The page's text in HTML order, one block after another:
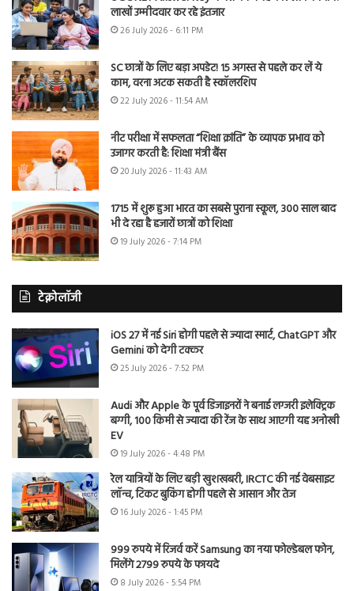
लाखों उम्मीदवार कर रहे इंतजार
26 July 2026 - 6:11 PM
SC छात्रों के लिए बड़ा अपडेट! 15 अगस्त से पहले कर लें ये
काम, वरना अटक सकती है स्कॉलरशिप
22 July 2026 - 11:54 AM
नीट परीक्षा में सफलता “शिक्षा क्रांति” के व्यापक प्रभाव को
उजागर करती है: शिक्षा मंत्री बैंस
20 July 2026 - 11:43 AM
1715 में शुरू हुआ भारत का सबसे पुराना स्कूल, 300 साल बाद
भी दे रहा है हजारों छात्रों को शिक्षा
19 July 2026 - 7:14 PM
टेक्नोलॉजी
iOS 27 में नई Siri होगी पहले से ज्यादा स्मार्ट, ChatGPT और
Gemini को देगी टक्कर
25 July 2026 - 7:52 PM
Audi और Apple के पूर्व डिजाइनरों ने बनाई लग्जरी इलेक्ट्रिक
बग्गी, 100 किमी से ज्यादा की रेंज के साथ आएगी यह अनोखी
EV
19 July 2026 - 4:48 PM
रेल यात्रियों के लिए बड़ी खुशखबरी, IRCTC की नई वेबसाइट
लॉन्च, टिकट बुकिंग होगी पहले से आसान और तेज
16 July 2026 - 1:45 PM
999 रुपये में रिजर्व करें Samsung का नया फोल्डेबल फोन,
मिलेंगे 2799 रुपये के फायदे
8 July 2026 - 5:54 PM